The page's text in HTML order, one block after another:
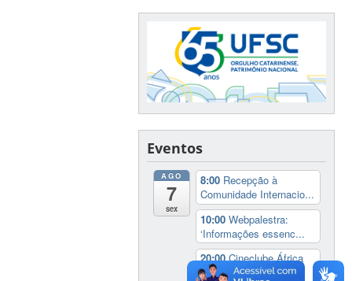
Eventos
AGO
7
sex
8:00 Recepção à
Comunidade Internacio...
10:00Webpalestra:
‘Informações essenc...
20:00Cineclube África
no Cinema: ‘Coc...